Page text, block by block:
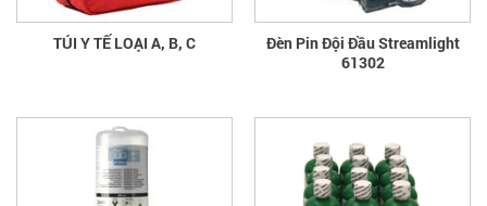
TÚI Y TẾ LOẠI A, B, C
Đèn Pin Đội Đầu Streamlight
61302